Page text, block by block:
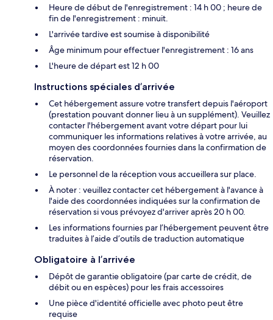
Heure de début de l'enregistrement : 14 h 00 ; heure de
fin de l'enregistrement : minuit.
L'arrivée tardive est soumise à disponibilité
Âge minimum pour effectuer l'enregistrement : 16 ans
L'heure de départ est 12 h 00
Instructions spéciales d’arrivée
Cet hébergement assure votre transfert depuis l'aéroport
(prestation pouvant donner lieu à un supplément). Veuillez
contacter l'hébergement avant votre départ pour lui
communiquer les informations relatives à votre arrivée, au
moyen des coordonnées fournies dans la confirmation de
réservation.
Le personnel de la réception vous accueillera sur place.
À noter : veuillez contacter cet hébergement à l'avance à
l'aide des coordonnées indiquées sur la confirmation de
réservation si vous prévoyez d'arriver après 20 h 00.
Les informations fournies par l’hébergement peuvent être
traduites à l’aide d’outils de traduction automatique
Obligatoire à l’arrivée
Dépôt de garantie obligatoire (par carte de crédit, de
débit ou en espèces) pour les frais accessoires
Une pièce d'identité officielle avec photo peut être
requise